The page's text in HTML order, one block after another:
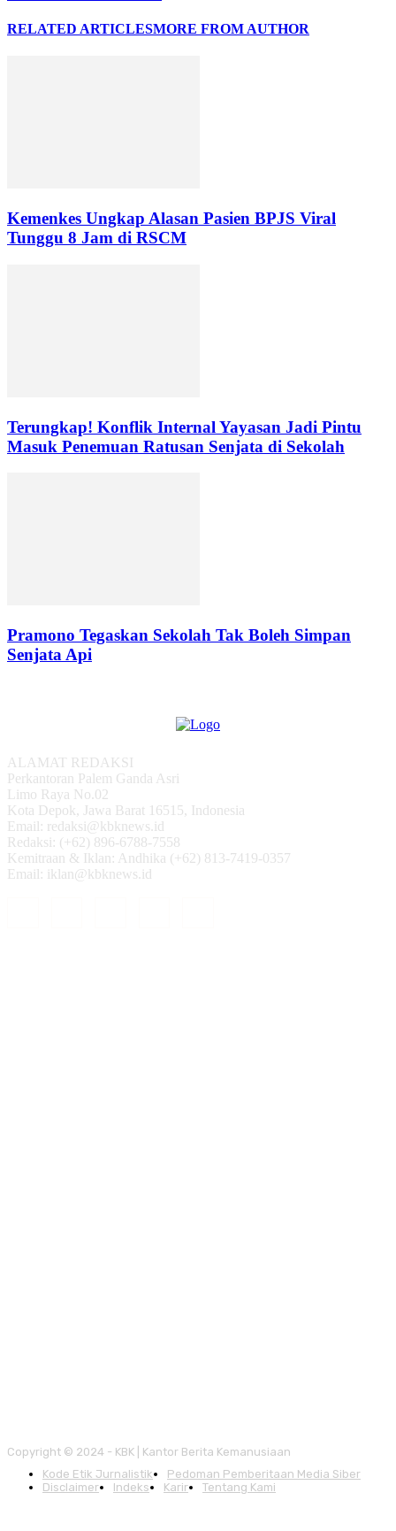
RELATED ARTICLESMORE FROM AUTHOR
Kemenkes Ungkap Alasan Pasien BPJS Viral
Tunggu 8 Jam di RSCM
Terungkap! Konflik Internal Yayasan Jadi Pintu
Masuk Penemuan Ratusan Senjata di Sekolah
Pramono Tegaskan Sekolah Tak Boleh Simpan
Senjata Api
ALAMAT REDAKSI
Perkantoran Palem Ganda Asri
Limo Raya No.02
Kota Depok, Jawa Barat 16515, Indonesia
Email: redaksi@kbknews.id
Redaksi: (+62) 896-6788-7558
Kemitraan & Iklan: Andhika (+62) 813-7419-0357
Email: iklan@kbknews.id
Copyright © 2024 - KBK | Kantor Berita Kemanusiaan
Kode Etik Jurnalistik
Pedoman Pemberitaan Media Siber
Disclaimer
Indeks Karir Tentang Kami